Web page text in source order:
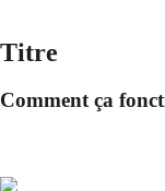
Titre
Comment ça